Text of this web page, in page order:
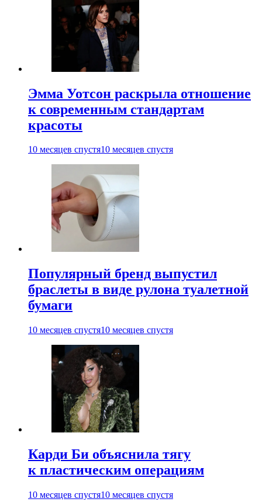
Эмма Уотсон раскрыла отношение
к современным стандартам
красоты
10 месяцев спустя10 месяцев спустя
Популярный бренд выпустил
браслеты в виде рулона туалетной
бумаги
10 месяцев спустя10 месяцев спустя
Карди Би объяснила тягу
к пластическим операциям
10 месяцев спустя10 месяцев спустя